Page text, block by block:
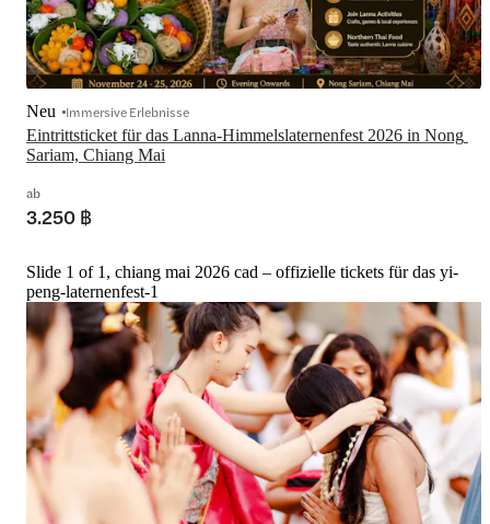
Eintrittsticket für das Lanna-Himmelslaternenfest 2026 in Nong
Sariam, Chiang Mai
Neu Immersive Erlebnisse
ab
3.250 ฿
Slide 1 of 1, chiang mai 2026 cad – offizielle tickets für das yi-
peng-laternenfest-1